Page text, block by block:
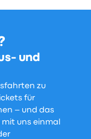
und
zu
für
– und das
uns einmal